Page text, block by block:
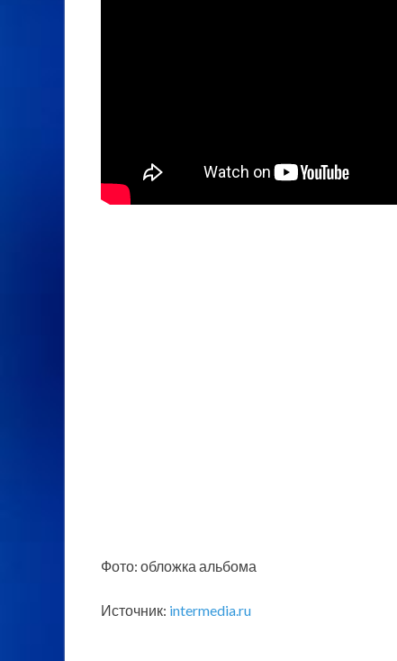
Фото: обложка альбома
Источник: intermedia.ru